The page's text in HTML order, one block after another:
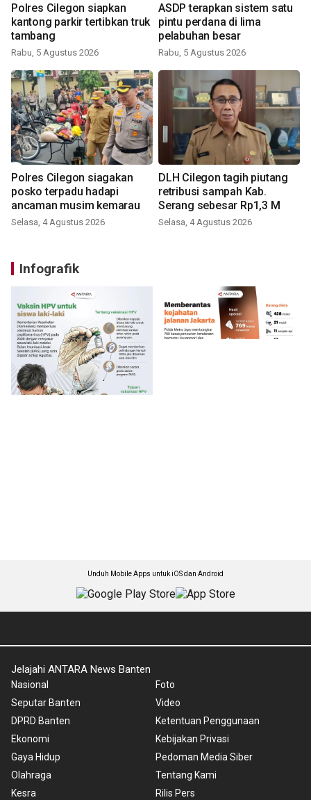
Polres Cilegon siapkan
kantong parkir tertibkan truk
tambang
Rabu, 5 Agustus 2026
ASDP terapkan sistem satu
pintu perdana di lima
pelabuhan besar
Rabu, 5 Agustus 2026
Polres Cilegon siagakan
posko terpadu hadapi
ancaman musim kemarau
Selasa, 4 Agustus 2026
DLH Cilegon tagih piutang
retribusi sampah Kab.
Serang sebesar Rp1,3 M
Selasa, 4 Agustus 2026
Infografik
Unduh Mobile Apps untuk iOS dan Android
Jelajahi ANTARA News Banten
Nasional
Seputar Banten
DPRD Banten
Ekonomi
Gaya Hidup
Olahraga
Kesra
Foto
Video
Ketentuan Penggunaan
Kebijakan Privasi
Pedoman Media Siber
Tentang Kami
Rilis Pers